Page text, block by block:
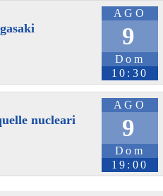
Politica
#Hammamet #Craxi
AGO
9
Dom
10:30
AGO
9
Dom
19:00
nucleari